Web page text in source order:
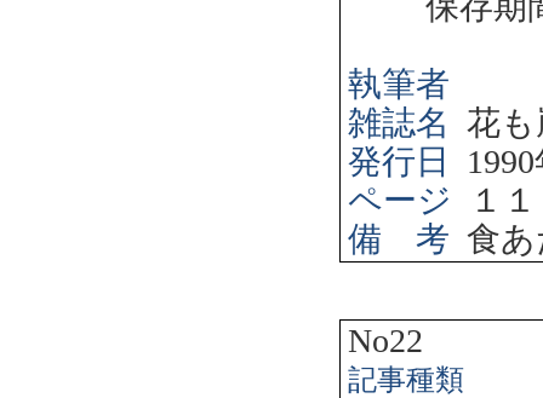
執筆者
雑誌名 花
発行日
1990
ページ
１
備 考 食あ
No22
記事種類